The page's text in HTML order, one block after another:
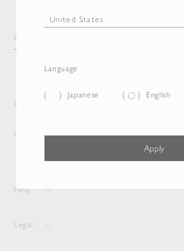
Language
Japanese English
Apply
Delivery destination and Language
United States English
Help
Legal